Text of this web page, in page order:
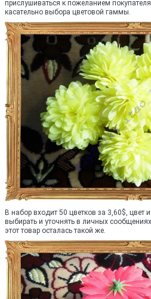
прислушиваться к пожеланием
касательно выбора цветовой гаммы.
В набор входит 50 цветков за 3,60$, цвет
выбирать и уточнять в личных
этот товар осталась такой же.